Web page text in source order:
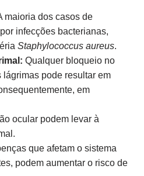
maioria dos casos de
infecções bacterianas,
Staphylococcus aureus.
Qualquer bloqueio no
pode resultar em
em
ocular podem levar à
que afetam o sistema
podem aumentar o risco de